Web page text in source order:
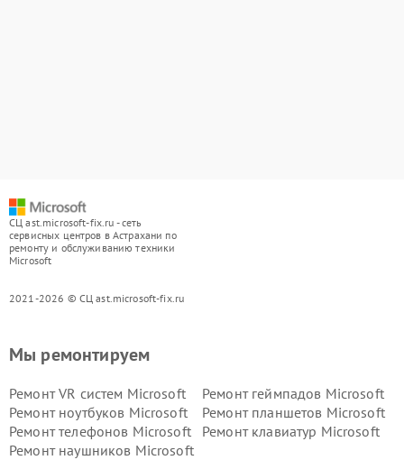
СЦ ast.microsoft-fix.ru - сеть
сервисных центров в Астрахани по
ремонту и обслуживанию техники
Microsoft
2021-2026 © СЦ ast.microsoft-fix.ru
Мы ремонтируем
Ремонт VR систем Microsoft
Ремонт геймпадов Microsoft
Ремонт ноутбуков Microsoft
Ремонт планшетов Microsoft
Ремонт телефонов Microsoft
Ремонт клавиатур Microsoft
Ремонт наушников Microsoft